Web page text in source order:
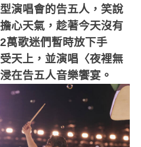
演唱會的告五人，笑說
心天氣，趁著今天沒有
2萬歌迷們暫時放下手
天上，並演唱〈夜裡無
在告五人音樂饗宴。